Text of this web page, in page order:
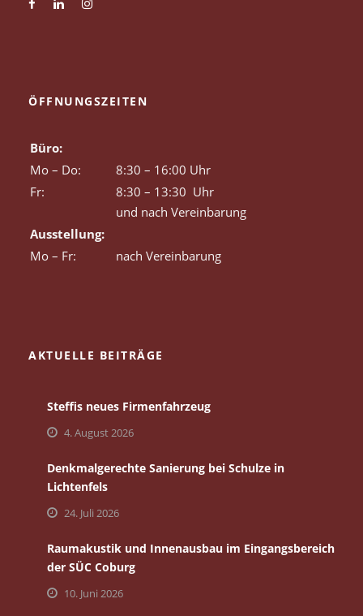
ÖFFNUNGSZEITEN
Büro:
Mo – Do:
8:30 – 16:00 Uhr
Fr:
8:30 – 13:30 Uhr
und nach Vereinbarung
Ausstellung:
Mo – Fr:
nach Vereinbarung
AKTUELLE BEITRÄGE
Steffis neues Firmenfahrzeug
4. August 2026
Denkmalgerechte Sanierung bei Schulze in
Lichtenfels
24. Juli 2026
Raumakustik und Innenausbau im Eingangsbereich
der SÜC Coburg
10. Juni 2026